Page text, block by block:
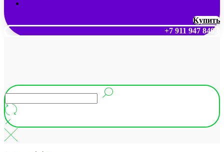
Купить
+7 911 947 8409